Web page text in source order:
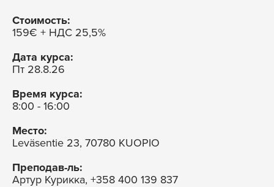
Стоимость:
159€ + НДС 25,5%
Дата курса:
Пт 28.8.26
Время курса:
8:00 - 16:00
Место:
Leväsentie 23, 70780 KUOPIO
Преподав-ль:
Артур Курикка, +358 400 139 837